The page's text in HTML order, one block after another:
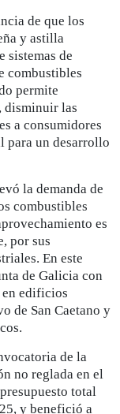
de que los
y astilla
sistemas de
combustibles
permite
disminuir las
a consumidores
para un desarrollo
la demanda de
combustibles
es
por sus
En este
de Galicia con
en edificios
de San Caetano y
de la
no reglada en el
total
y benefició a